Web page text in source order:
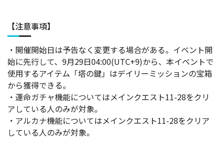
【注意事項】
・開催開始日は予告なく変更する場合がある。イベント開
始に先行して、9月29日04:00(UTC+9)から、本イベントで
使用するアイテム「塔の鍵」はデイリーミッションの宝箱
から獲得できる。
・運命ガチャ機能についてはメインクエスト11-28をクリ
アしている人のみが対象。
・アルカナ機能についてはメインクエスト11-28をクリア
している人のみが対象。